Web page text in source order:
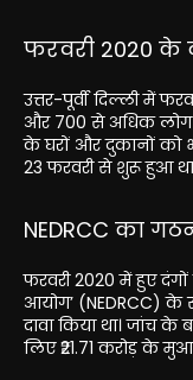
फरवरी 2020 के
उत्तर-पूर्वी दिल्ली में
और 700 से अधिक लोग
के घरों और दुकानों को
23 फरवरी से शुरू हुआ
NEDRCC का
फरवरी 2020 में हुए दंगों
आयोग’ (NEDRCC)
दावा किया था। जांच के
लिए ₹21.71 करोड़ के